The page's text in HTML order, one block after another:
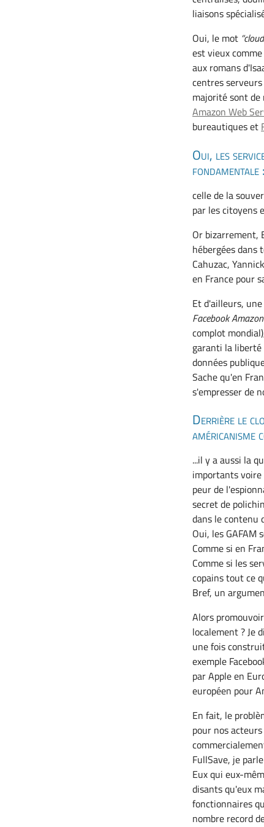
liaisons
Oui, le mot cloud
est vieux
aux romans
centres
majorité sont
Amazon Web
bureautiques et
Oui, les
fondamentale :
celle de la
par les citoyens
Or bizarrement,
hébergées dans
Cahuzac,
en France pour
Et d'ailleurs,
Facebook
complot
garanti la liberté
données
Sache qu'en
s'empresser de
Derrière le
américanisme
...il y a aussi la
importants
peur de
secret de
dans le contenu
Oui, les GAFAM
Comme si en
Comme si les
copains tout ce
Bref, un
Alors
localement ? Je
une fois
exemple
par Apple en
européen pour
En fait, le
pour nos
FullSave, je
Eux qui eux-
disants qu'eux
fonctionnaires
nombre record